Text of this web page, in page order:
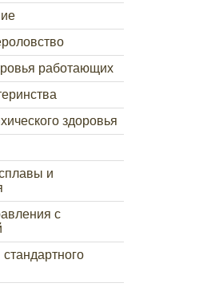
работающих
здоровья
и
с